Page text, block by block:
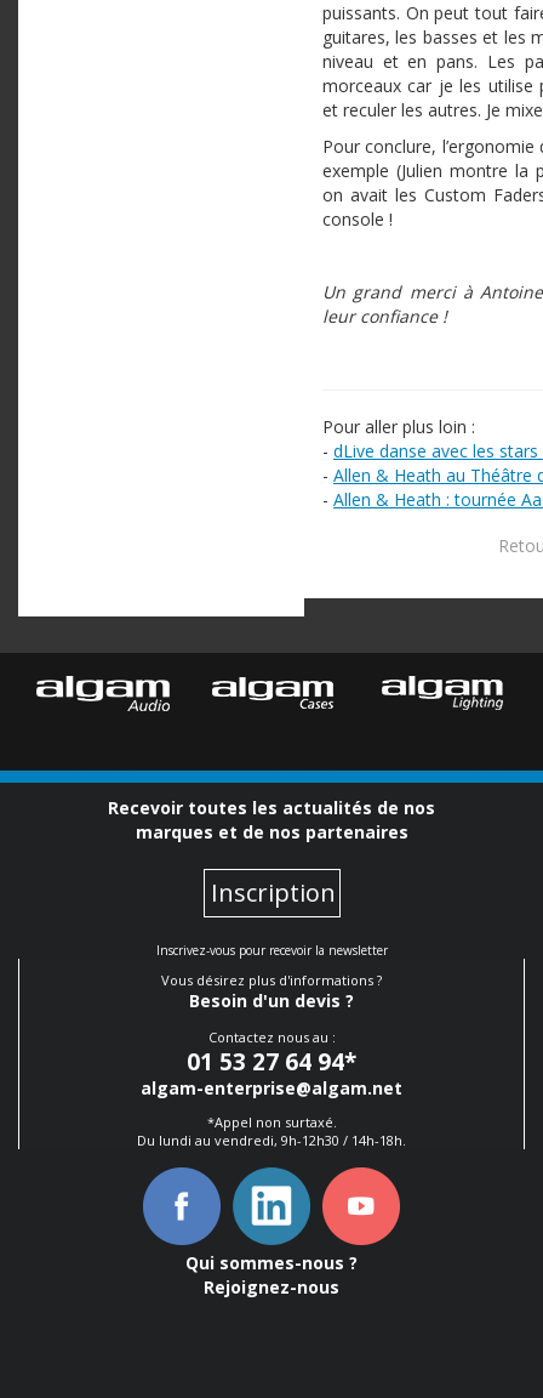
puissants. On peut tout
guitares, les basses et les
niveau et en pans. Les
morceaux car je les utilise
et reculer les autres. Je
Pour conclure,
exemple (Julien montre la
on avait les Custom
console !
Un grand merci à
leur confiance !
Pour aller plus loin :
- dLive danse avec les stars
- Allen & Heath au Théâtre
- Allen & Heath : tournée
Recevoir toutes les actualités de nos
marques et de nos partenaires
Inscription
Inscrivez-vous pour recevoir la newsletter
Vous désirez plus d'informations ?
Besoin d'un devis ?
Contactez nous au :
01 53 27 64 94*
algam-enterprise@algam.net
*Appel non surtaxé.
Du lundi au vendredi, 9h-12h30 / 14h-18h.
Qui sommes-nous ?
Rejoignez-nous